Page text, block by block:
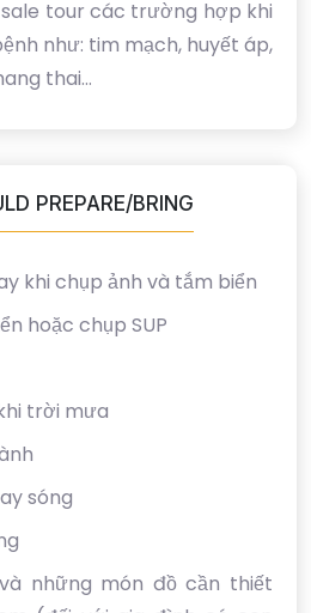
tour các trường hợp khi
như: tim mạch, huyết áp,
thai...
PREPARE/BRING
khi chụp ảnh và tắm biển
hoặc chụp SUP
trời mưa
sóng
những món đồ cần thiết